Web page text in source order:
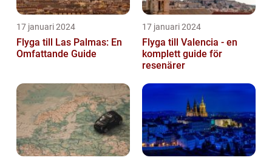
17 januari 2024
Flyga till Las Palmas: En
Omfattande Guide
17 januari 2024
Flyga till Valencia - en
komplett guide för
resenärer